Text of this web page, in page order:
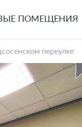
ПОМЕЩЕНИЯ
переулке